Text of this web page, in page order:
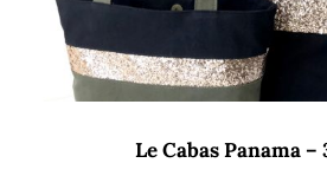
Le Cabas Panama